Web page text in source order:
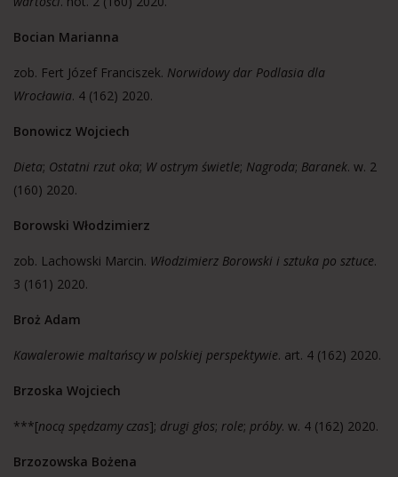
Bocian Marianna
zob. Fert Józef Franciszek. Norwidowy dar Podlasia dla
Wrocławia. 4 (162) 2020.
Bonowicz Wojciech
Dieta; Ostatni rzut oka; W ostrym świetle; Nagroda; Baranek. w. 2
(160) 2020.
Borowski Włodzimierz
zob. Lachowski Marcin. Włodzimierz Borowski i sztuka po sztuce.
3 (161) 2020.
Broż Adam
Kawalerowie maltańscy w polskiej perspektywie. art. 4 (162) 2020.
Brzoska Wojciech
***[nocą spędzamy czas]; drugi głos; role; próby. w. 4 (162) 2020.
Brzozowska Bożena